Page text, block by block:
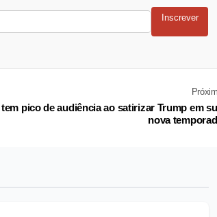
Inscrever
pico de audiência ao satirizar Trump em
nova